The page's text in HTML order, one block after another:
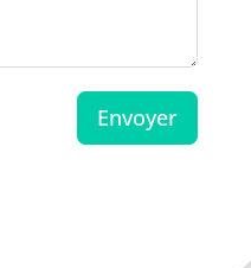
Envoyer